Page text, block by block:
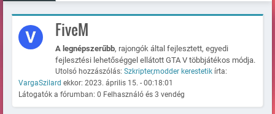
FiveM
A legnépszerűbb, rajongók által fejlesztett, egyedi
fejlesztési lehetőséggel ellátott GTA V többjátékos módja.
Utolsó hozzászólás: Szkripter,modder kerestetik írta:
VargaSzilard ekkor: 2023. április 15. - 00:18:01
Látogatók a fórumban: 0 Felhasználó és 3 vendég